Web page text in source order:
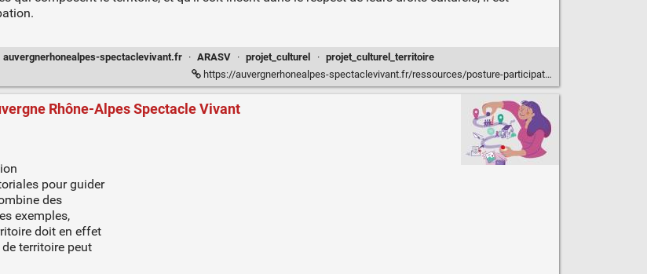
auvergnerhonealpes-spectaclevivant.fr · ARASV · projet_culturel · projet_culturel_territoire
https://auvergnerhonealpes-spectaclevivant.fr/ressources/posture-participative-et-cooperative/
Rhône-Alpes Spectacle Vivant
pour guider
des
exemples,
doit en effet
territoire peut